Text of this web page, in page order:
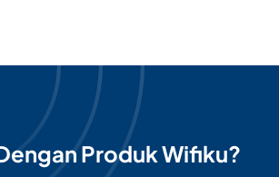
Produk Wifiku?